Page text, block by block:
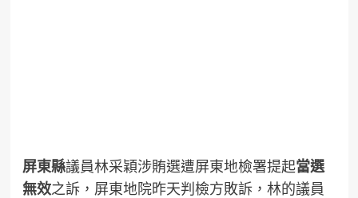
屏東縣議員林采穎涉賄選遭屏東地檢署提起當選
無效之訴，屏東地院昨天判檢方敗訴，林的議員